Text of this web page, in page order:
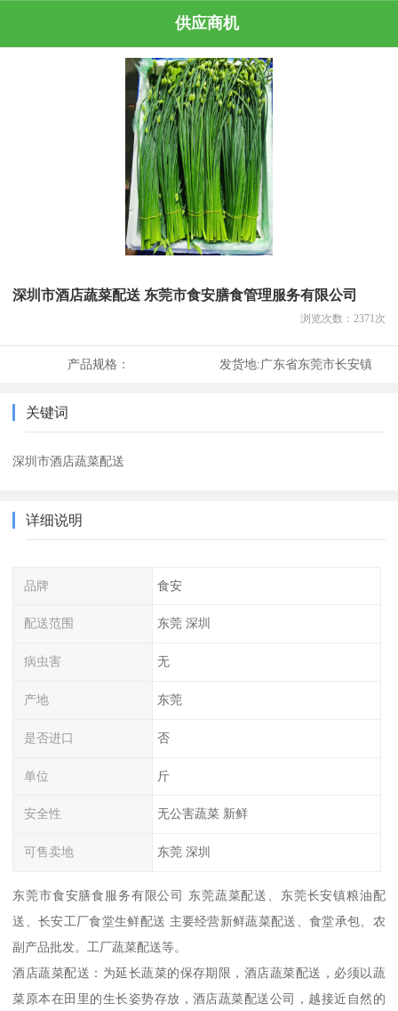
供应商机
深圳市酒店蔬菜配送 东莞市食安膳食管理服务有限公司
浏览次数： 2371 次
产品规格： 发货地:广东省东莞市长安镇
关键词
深圳市酒店蔬菜配送
详细说明
品牌 食安
配送范围 东莞 深圳
病虫害 无
产地 东莞
是否进口 否
单位 斤
安全性 无公害蔬菜 新鲜
可售卖地 东莞 深圳
东莞市食安膳食服务有限公司 东莞蔬菜配送、东莞长安镇粮油配
送、长安工厂食堂生鲜配送 主要经营新鲜蔬菜配送、食堂承包、农
副产品批发。工厂蔬菜配送等。
酒店蔬菜配送：为延长蔬菜的保存期限，酒店蔬菜配送，必须以蔬
菜原本在田里的生长姿势存放，酒店蔬菜配送公司，越接近自然的